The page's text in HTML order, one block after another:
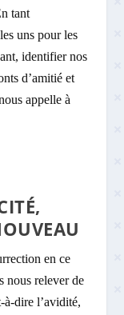
tant
uns pour les
identifier nos
d’amitié et
appelle à
en ce
nous relever de
à-dire l’avidité,